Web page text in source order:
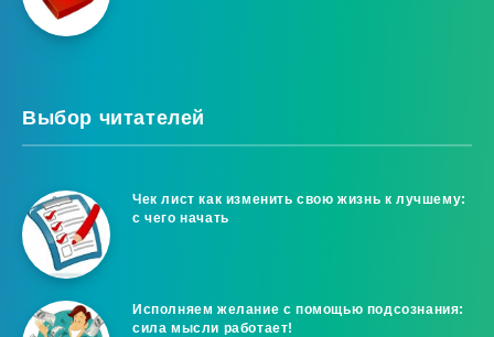
Выбор читателей
Чек лист как изменить свою жизнь к лучшему:
с чего начать
Исполняем желание с помощью подсознания:
сила мысли работает!